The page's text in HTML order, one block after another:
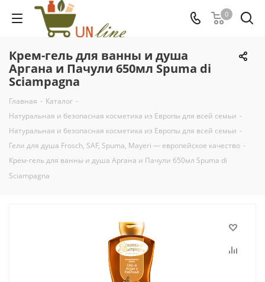
0
Крем-гель для ванны и душа
Аргана и Пачули 650мл Spuma di
Sciampagna
Главная - Каталог -
Натуральная и безопасная косметика из Европы для всей семьи -
Натуральная и безопасная косметика из Европы для всей семьи -
Гели для душа Frosch, SAF, Spuma, Mayeri — европейское качество -
Крем-гель для ванны и душа Аргана и Пачули 650мл Spuma di
Sciampagna